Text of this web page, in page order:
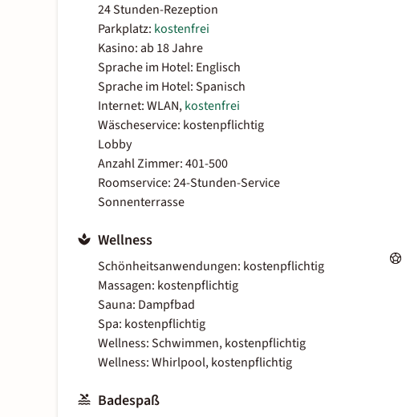
24 Stunden-Rezeption
Parkplatz: kostenfrei
Kasino: ab 18 Jahre
Sprache im Hotel: Englisch
Sprache im Hotel: Spanisch
Internet: WLAN,kostenfrei
Wäscheservice: kostenpflichtig
Lobby
Anzahl Zimmer: 401-500
Roomservice: 24-Stunden-Service
Sonnenterrasse
Wellness
Schönheitsanwendungen: kostenpflichtig
Massagen: kostenpflichtig
Sauna: Dampfbad
Spa: kostenpflichtig
Wellness: Schwimmen, kostenpflichtig
Wellness: Whirlpool, kostenpflichtig
Badespaß